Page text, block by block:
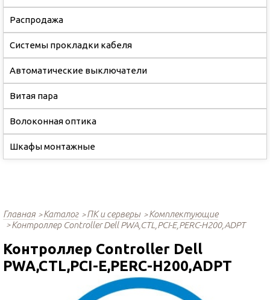
Распродажа
Системы прокладки кабеля
Автоматические выключатели
Витая пара
Волоконная оптика
Шкафы монтажные
Главная Каталог ПК и серверы
Комплектующие
Контроллер Controller Dell PWA,CTL,PCI-E,PERC-H200,ADPT
Контроллер Controller Dell
PWA,CTL,PCI-E,PERC-H200,ADPT